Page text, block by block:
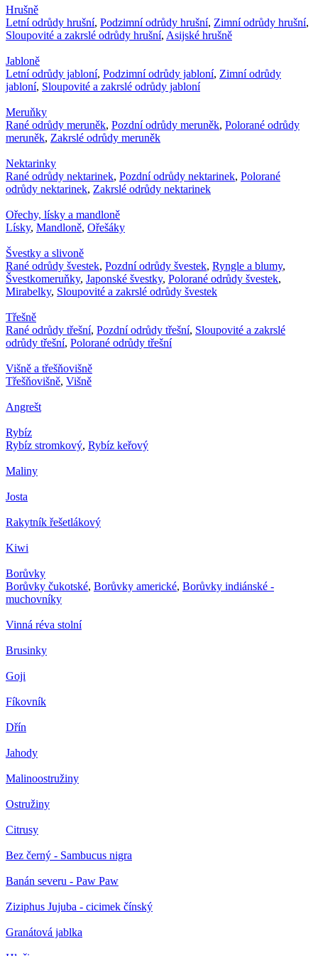
Hrušně
Letní odrůdy hrušní, Podzimní odrůdy hrušní, Zimní odrůdy hrušní,
Sloupovité a zakrslé odrůdy hrušní, Asijské hrušně
Jabloně
Letní odrůdy jabloní, Podzimní odrůdy jabloní, Zimní odrůdy
jabloní, Sloupovité a zakrslé odrůdy jabloní
Meruňky
Rané odrůdy meruněk, Pozdní odrůdy meruněk, Polorané odrůdy
meruněk, Zakrslé odrůdy meruněk
Nektarinky
Rané odrůdy nektarinek, Pozdní odrůdy nektarinek, Polorané
odrůdy nektarinek, Zakrslé odrůdy nektarinek
Ořechy, lísky a mandloně
Lísky, Mandloně, Ořešáky
Švestky a slivoně
Rané odrůdy švestek, Pozdní odrůdy švestek, Ryngle a blumy,
Švestkomeruňky, Japonské švestky, Polorané odrůdy švestek,
Mirabelky, Sloupovité a zakrslé odrůdy švestek
Třešně
Rané odrůdy třešní, Pozdní odrůdy třešní, Sloupovité a zakrslé
odrůdy třešní, Polorané odrůdy třešní
Višně a třešňovišně
Třešňovišně, Višně
Angrešt
Rybíz
Rybíz stromkový, Rybíz keřový
Maliny
Josta
Rakytník řešetlákový
Kiwi
Borůvky
Borůvky čukotské, Borůvky americké, Borůvky indiánské -
muchovníky
Vinná réva stolní
Brusinky
Goji
Fíkovník
Dřín
Jahody
Malinoostružiny
Ostružiny
Citrusy
Bez černý - Sambucus nigra
Banán severu - Paw Paw
Ziziphus Jujuba - cicimek čínský
Granátová jablka